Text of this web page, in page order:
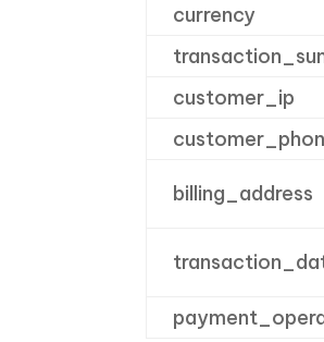
currency
customer_ip
billing_address